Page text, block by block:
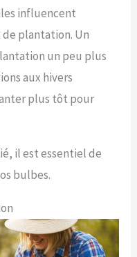
influencent
plantation. Un
un peu plus
aux hivers
plus tôt pour
il est essentiel de
bulbes.